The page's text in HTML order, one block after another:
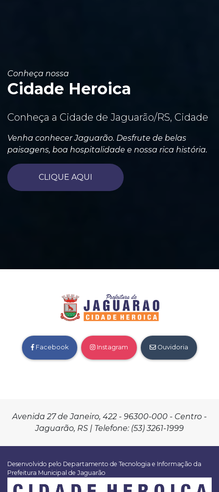
Conheça nossa
Cidade Heroica
Conheça a Cidade de Jaguarão/RS, Cidade
Venha conhecer Jaguarão. Desfrute de belas
paisagens, boa hospitalidade e nossa rica história.
CLIQUE AQUI
Facebook Instagram Ouvidoria
Avenida 27 de Janeiro, 422 - 96300-000 - Centro -
Jaguarão, RS | Telefone: (53) 3261-1999
Desenvolvido pelo Departamento de Tecnologia e Informação da
Prefeitura Municipal de Jaguarão